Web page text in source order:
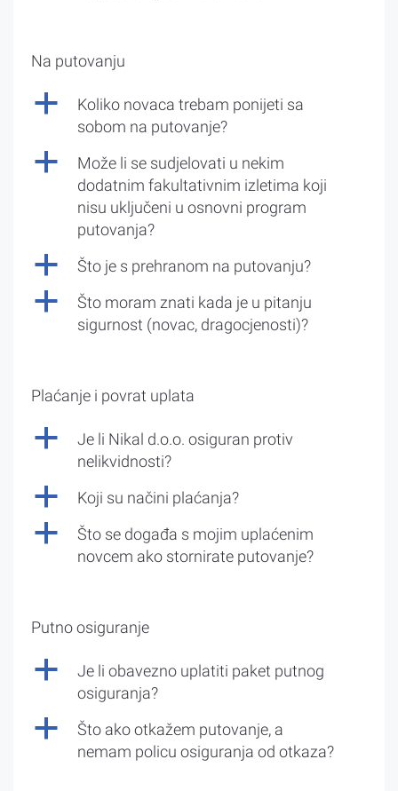
Na putovanju
a
Koliko novaca trebam ponijeti sa
sobom na putovanje?
a
Može li se sudjelovati u nekim
dodatnim fakultativnim izletima koji
nisu uključeni u osnovni program
putovanja?
a Što je s prehranom na putovanju?
a
Što moram znati kada je u pitanju
sigurnost (novac, dragocjenosti)?
Plaćanje i povrat uplata
a
Je li Nikal d.o.o. osiguran protiv
nelikvidnosti?
a Koji su načini plaćanja?
a
Što se događa s mojim uplaćenim
novcem ako stornirate putovanje?
Putno osiguranje
a
Je li obavezno uplatiti paket putnog
osiguranja?
a
Što ako otkažem putovanje, a
nemam policu osiguranja od otkaza?